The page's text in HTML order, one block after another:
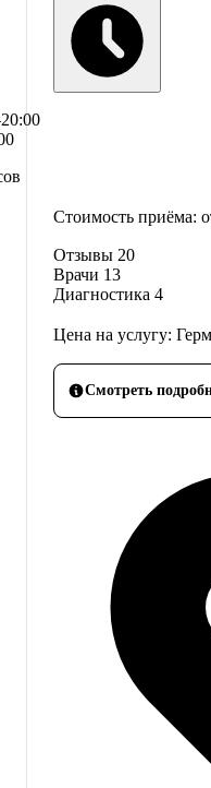
Стоимость приёма:
Отзывы 20
Врачи 13
Диагностика 4
Цена на услугу:
Смотреть